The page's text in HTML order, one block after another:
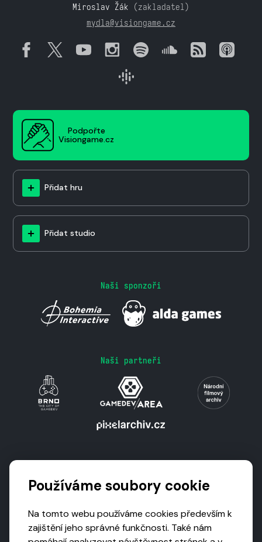
Miroslav Žák (zakladatel)
mydla@visiongame.cz
Podpořte
Visiongame.cz
Přidat hru
Přidat studio
Naši sponzoři
Naši partneři
Používáme soubory cookie
Na tomto webu používáme cookies především k
zajištění jeho správné funkčnosti. Také nám